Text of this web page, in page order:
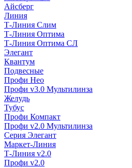
Айсберг
Линия
Т-Линия Слим
Т-Линия Оптима
Т-Линия Оптима СЛ
Элегант
Квантум
Подвесные
Профи Нео
Профи v3.0 Мультилинза
Желудь
Тубус
Профи Компакт
Профи v2.0 Мультилинза
Серия Элегант
Маркет-Линия
Т-Линия v2.0
Профи v2.0